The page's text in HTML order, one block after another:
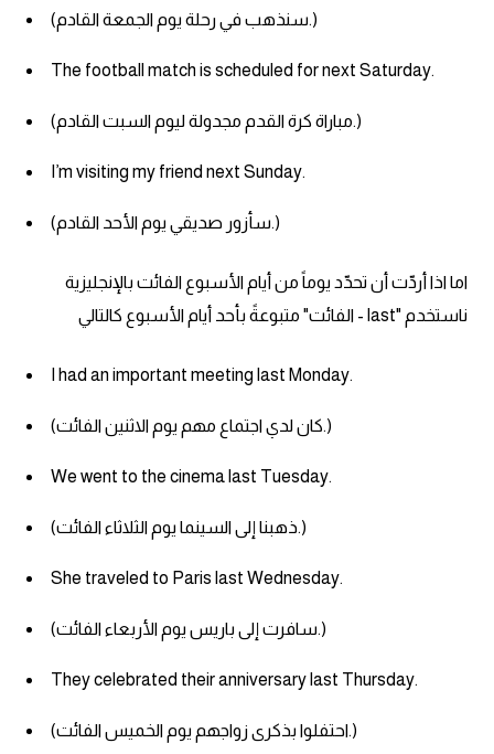
(سنذهب في رحلة يوم الجمعة القادم.)
The football match is scheduled for next Saturday.
(مباراة كرة القدم مجدولة ليوم السبت القادم.)
I’m visiting my friend next Sunday.
(سأزور صديقي يوم الأحد القادم.)
اما اذا أردّت أن تحدّد يوماً من أيام الأسبوع الفائت بالإنجليزية
ناستخدم "last - الفائت" متبوعةً بأحد أيام الأسبوع كالتالي
I had an important meeting last Monday.
(كان لدي اجتماع مهم يوم الاثنين الفائت.)
We went to the cinema last Tuesday.
(ذهبنا إلى السينما يوم الثلاثاء الفائت.)
She traveled to Paris last Wednesday.
(سافرت إلى باريس يوم الأربعاء الفائت.)
They celebrated their anniversary last Thursday.
(احتفلوا بذكرى زواجهم يوم الخميس الفائت.)